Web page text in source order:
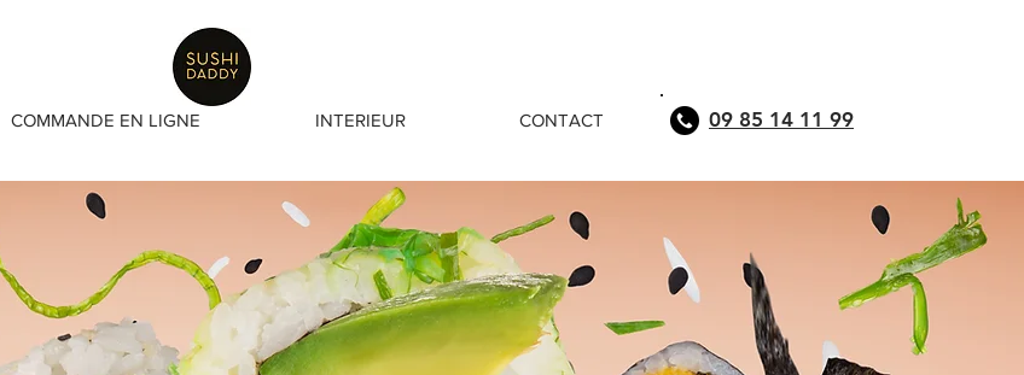
COMMANDE EN LIGNE INTERIEUR CONTACT 09 85 14 11 99